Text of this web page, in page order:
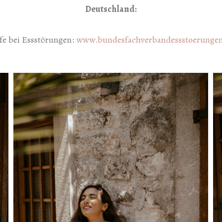
Deutschland:
bei Essstörungen: